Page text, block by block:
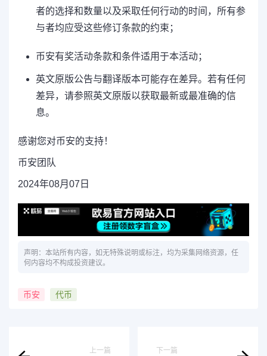
者的选择和数量以及采取任何行动的时间，所有参
与者均应受这些修订条款的约束；
币安有奖活动条款和条件适用于本活动；
英文原版公告与翻译版本可能存在差异。若有任何
差异，请参照英文原版以获取最新或最准确的信
息。
感谢您对币安的支持！
币安团队
2024年08月07日
声明：本站所有内容，如无特殊说明或标注，均为采集网络资源，任
何内容均不构成投资建议。
币安 代币
上一篇 下一篇